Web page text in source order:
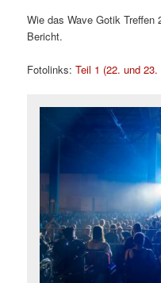
Wie das Wave Gotik Treffen
Bericht.
Fotolinks:Teil 1 (22. und 23.